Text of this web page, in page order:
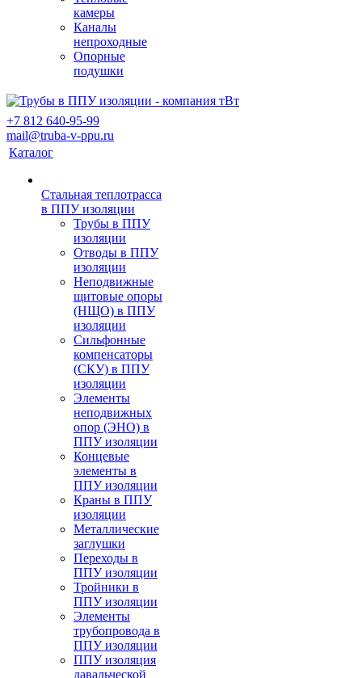
камеры
Каналы
непроходные
Опорные
подушки
+7 812 640-95-99
mail@truba-v-ppu.ru
Каталог
Стальная теплотрасса
в ППУ изоляции
Трубы в ППУ
изоляции
Отводы в ППУ
изоляции
Неподвижные
щитовые опоры
(НЩО) в ППУ
изоляции
Cильфонные
компенсаторы
(СКУ) в ППУ
изоляции
Элементы
неподвижных
опор (ЭНО) в
ППУ изоляции
Концевые
элементы в
ППУ изоляции
Краны в ППУ
изоляции
Металлические
заглушки
Переходы в
ППУ изоляции
Тройники в
ППУ изоляции
Элементы
трубопровода в
ППУ изоляции
ППУ изоляция
давальческой